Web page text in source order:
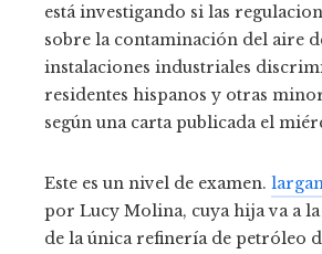
está investigando si las
sobre la contaminación del aire
instalaciones industriales
residentes hispanos y otras
según una carta publicada el
Este es un nivel de examen.
por Lucy Molina, cuya hija va a la
de la única refinería de petróleo